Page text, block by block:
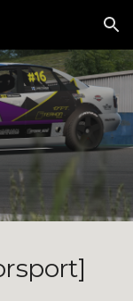
Skip to navigation